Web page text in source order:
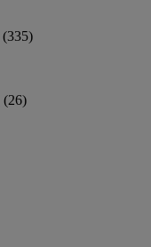
(335)
(26)